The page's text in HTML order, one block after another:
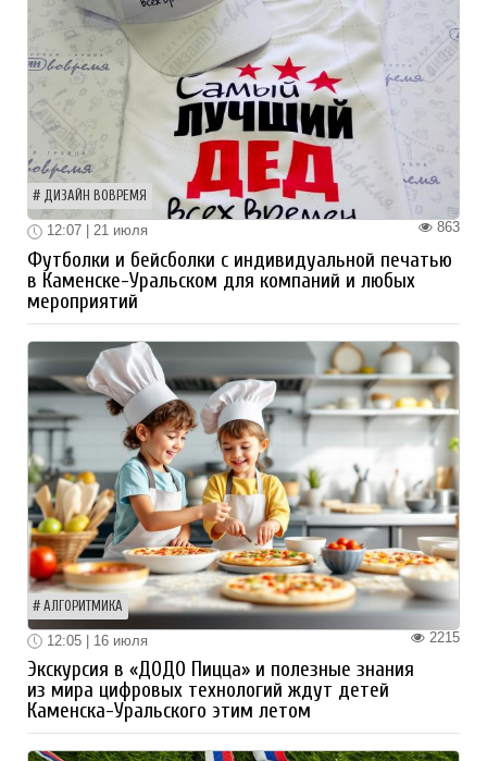
ДИЗАЙН ВОВРЕМЯ
863
12:07 | 21 июля
Футболки и бейсболки с индивидуальной печатью
в Каменске-Уральском для компаний и любых
мероприятий
АЛГОРИТМИКА
2215
12:05 | 16 июля
Экскурсия в «ДОДО Пицца» и полезные знания
из мира цифровых технологий ждут детей
Каменска-Уральского этим летом